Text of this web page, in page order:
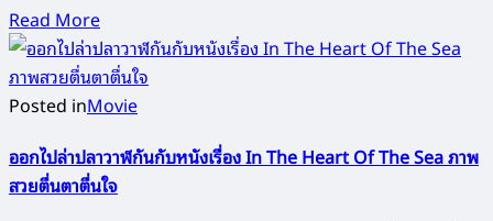
Read More
Posted inMovie
ออกไปล่าปลาวาฬกันกับหนังเรื่อง In The Heart Of The Sea ภาพ
สวยตื่นตาตื่นใจ